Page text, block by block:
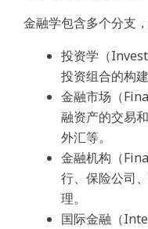
金融学包含多个分支，
投资学（
投资组合的构建
金融市场（
融资产的交易
外汇等。
金融机构（
行、保险公司
理。
国际金融（